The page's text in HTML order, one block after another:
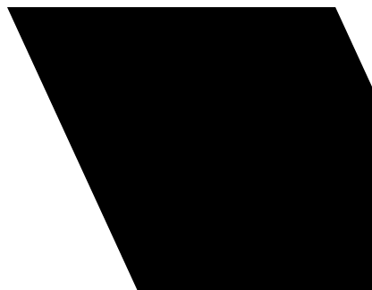
Перейти
содержимому